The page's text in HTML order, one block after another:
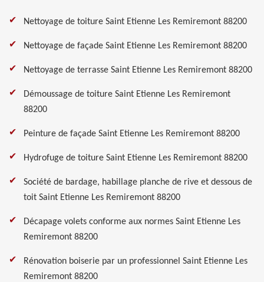
Nettoyage de toiture Saint Etienne Les Remiremont 88200
Nettoyage de façade Saint Etienne Les Remiremont 88200
Nettoyage de terrasse Saint Etienne Les Remiremont 88200
Démoussage de toiture Saint Etienne Les Remiremont
88200
Peinture de façade Saint Etienne Les Remiremont 88200
Hydrofuge de toiture Saint Etienne Les Remiremont 88200
Société de bardage, habillage planche de rive et dessous de
toit Saint Etienne Les Remiremont 88200
Décapage volets conforme aux normes Saint Etienne Les
Remiremont 88200
Rénovation boiserie par un professionnel Saint Etienne Les
Remiremont 88200